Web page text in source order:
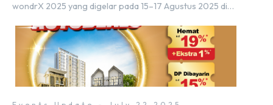
wondrX 2025 yang digelar pada 15–17 Agustus 2025 di
di Hall 9, Booth Sinar Mas Land. Partisipasi ini menjadi
wujud komitmen Sinar Mas Land dalam memberikan
kemudahan dan pengalaman berbeda bagi para pencari
hunian […]